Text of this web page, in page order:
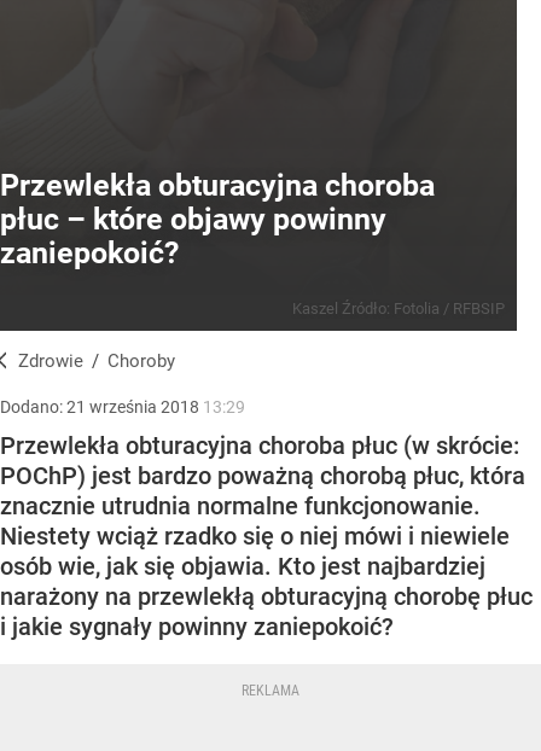
Przewlekła obturacyjna choroba
płuc – które objawy powinny
zaniepokoić?
Kaszel Źródło: Fotolia / RFBSIP
Zdrowie / Choroby
Dodano:21 września 2018 13:29
Przewlekła obturacyjna choroba płuc (w skrócie:
POChP) jest bardzo poważną chorobą płuc, która
znacznie utrudnia normalne funkcjonowanie.
Niestety wciąż rzadko się o niej mówi i niewiele
osób wie, jak się objawia. Kto jest najbardziej
narażony na przewlekłą obturacyjną chorobę płuc
i jakie sygnały powinny zaniepokoić?